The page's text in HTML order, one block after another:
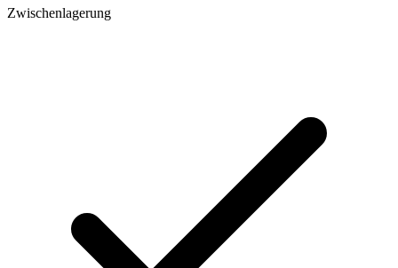
Zwischenlagerung